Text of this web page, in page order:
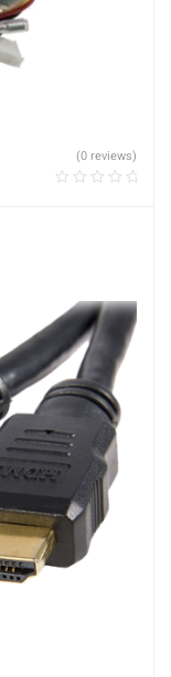
(0 reviews)